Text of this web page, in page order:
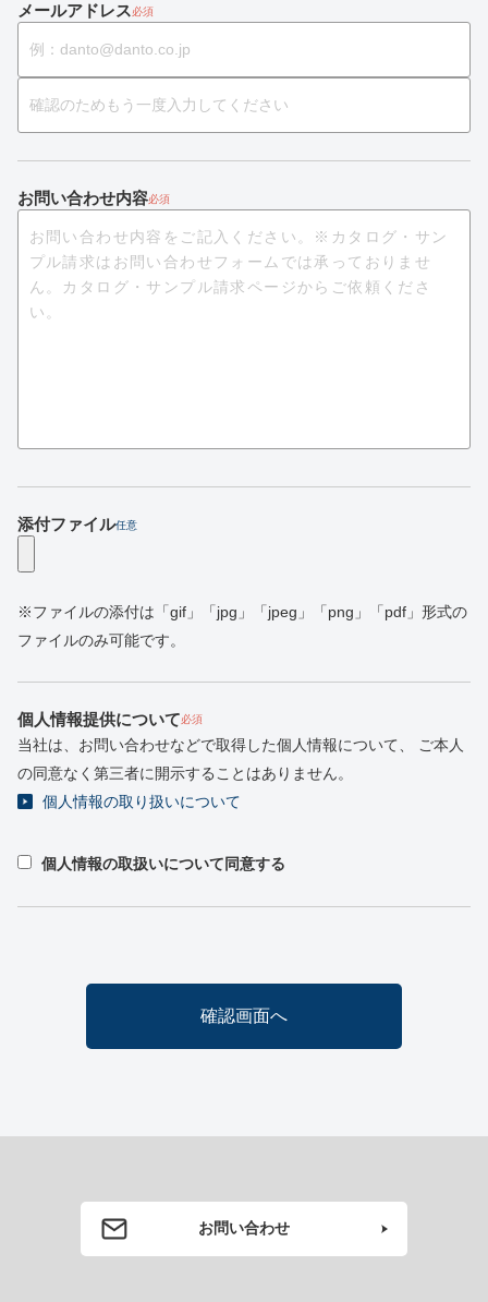
メールアドレス必須
お問い合わせ内容必須
添付ファイル任意
※ファイルの添付は「gif」「jpg」「jpeg」「png」「pdf」形式の
ファイルのみ可能です。
個人情報提供について必須
当社は、お問い合わせなどで取得した個人情報について、
ご本人
の同意なく第三者に開示することはありません。
個人情報の取り扱いについて
個人情報の取扱いについて同意する
お問い合わせ